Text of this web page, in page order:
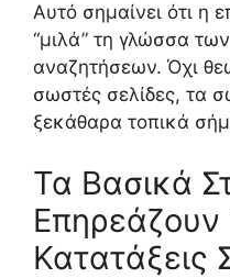
Αυτό σημαίνει ότι η
“μιλά” τη γλώσσα
αναζητήσεων. Όχι
σωστές σελίδες, τα
ξεκάθαρα τοπικά
Τα Βασικά
Επηρεάζουν
Κατατάξεις